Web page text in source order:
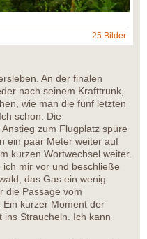
25 Bilder
An der finalen
nach seinem Krafttrunk,
wie man die fünf letzten
schon. Die
zum Flugplatz spüre
ein paar Meter weiter auf
kurzen Wortwechsel weiter.
mir vor und beschließe
das Gas ein wenig
die Passage vom
Ein kurzer Moment der
ins Straucheln. Ich kann